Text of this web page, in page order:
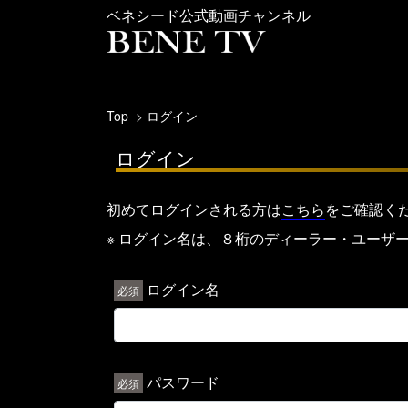
ベネシード公式動画チャンネル
Top ログイン
ログイン
初めてログインされる方はこちらをご確認く
※ ログイン名は、８桁のディーラー・ユーザ
ログイン名
パスワード